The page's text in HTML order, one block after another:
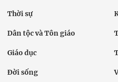
Thời sự
Dân tộc và Tôn giáo
Giáo dục
Đời sống